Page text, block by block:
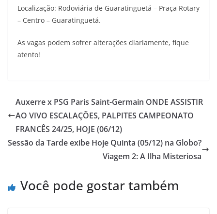
Localização: Rodoviária de Guaratinguetá – Praça Rotary
– Centro – Guaratinguetá.
As vagas podem sofrer alterações diariamente, fique
atento!
Auxerre x PSG Paris Saint-Germain ONDE ASSISTIR
AO VIVO ESCALAÇÕES, PALPITES CAMPEONATO
FRANCÊS 24/25, HOJE (06/12)
Sessão da Tarde exibe Hoje Quinta (05/12) na Globo?
Viagem 2: A Ilha Misteriosa
Você pode gostar também